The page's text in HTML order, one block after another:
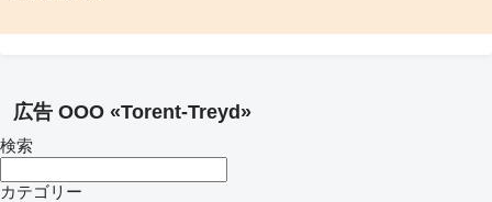
広告 OOO «Torent-Treyd»
検索
カテゴリー